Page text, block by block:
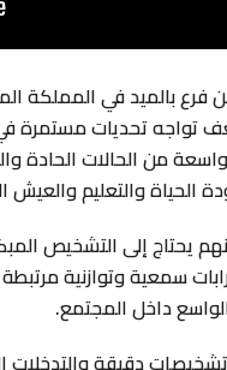
فرع بالميد في المملكة
تواجه تحديات مستمرة
واسعة من الحالات الحادة
الحياة والتعليم والعيش
الأطفال 15%، والعديد منهم يحتاج
دقيقة